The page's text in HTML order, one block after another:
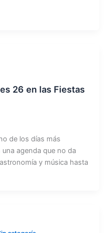
26 en las Fiestas
de los días más
agenda que no da
y música hasta